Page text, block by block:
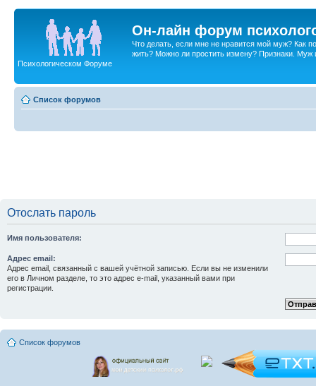
Он-лайн форум
Что делать, если мне не нравится мой муж? Как
жить? Можно ли простить измену? Признаки. Муж
Психологическом Форуме
Список форумов
Отослать пароль
Имя пользователя:
Адрес email:
Адрес email, связанный с вашей учётной записью. Если вы не изменили
его в Личном разделе, то это адрес e-mail, указанный вами при
регистрации.
Список форумов